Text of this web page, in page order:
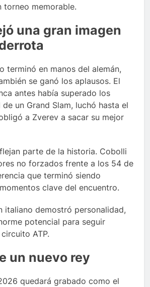
torneo memorable.
una gran imagen
terminó en manos del alemán,
se ganó los aplausos. El
antes había superado los
un Grand Slam, luchó hasta el
a Zverev a sacar su mejor
parte de la historia. Cobolli
no forzados frente a los 54 de
que terminó siendo
clave del encuentro.
italiano demostró personalidad,
potencial para seguir
ATP.
un nuevo rey
quedará grabado como el